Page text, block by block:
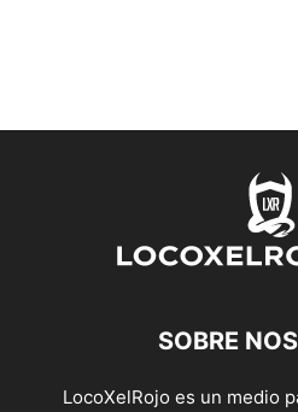
SOBRE
LocoXelRojo es un medio